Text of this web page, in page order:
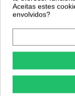
Aceitas estes
envolvidos?